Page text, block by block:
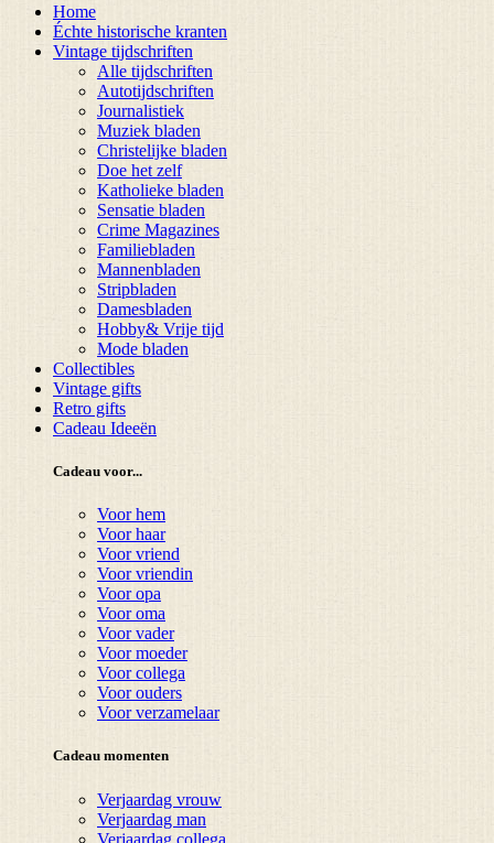
Home
Échte historische kranten
Vintage tijdschriften
Alle tijdschriften
Autotijdschriften
Journalistiek
Muziek bladen
Christelijke bladen
Doe het zelf
Katholieke bladen
Sensatie bladen
Crime Magazines
Familiebladen
Mannenbladen
Stripbladen
Damesbladen
Hobby& Vrije tijd
Mode bladen
Collectibles
Vintage gifts
Retro gifts
Cadeau Ideeën
Cadeau voor...
Voor hem
Voor haar
Voor vriend
Voor vriendin
Voor opa
Voor oma
Voor vader
Voor moeder
Voor collega
Voor ouders
Voor verzamelaar
Cadeau momenten
Verjaardag vrouw
Verjaardag man
Verjaardag collega